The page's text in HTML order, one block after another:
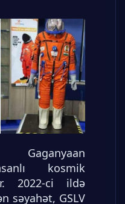
kosmik
2022-ci ildə
səyahət, GSLV